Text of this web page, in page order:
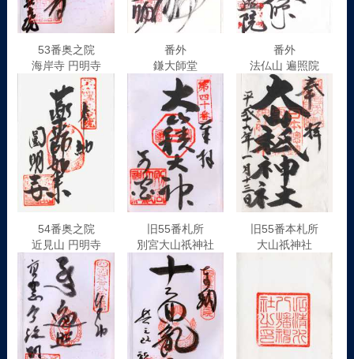
53番奥之院
海岸寺 円明寺
番外
鎌大師堂
番外
法仏山 遍照院
54番奥之院
近見山 円明寺
旧55番札所
別宮大山祇神社
旧55番本札所
大山祇神社